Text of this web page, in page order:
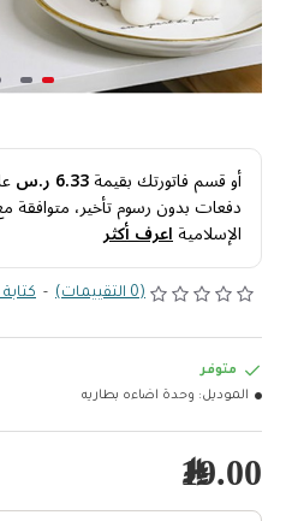
أو قسم فاتورتك بقيمة6.33 ر.س
دفعات بدون رسوم تأخير، متوافقة
الإسلاميةاعرف أكثر
(0 التقييمات) -
19.00﷼
متوفر
الموديل: وحدة اضاءه بطاريه